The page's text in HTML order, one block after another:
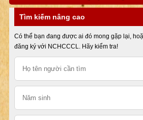
Tìm kiếm nâng cao
Có thể bạn đang được ai đó mong gặp lại,
đăng ký với NCHCCCL. Hãy kiểm tra!